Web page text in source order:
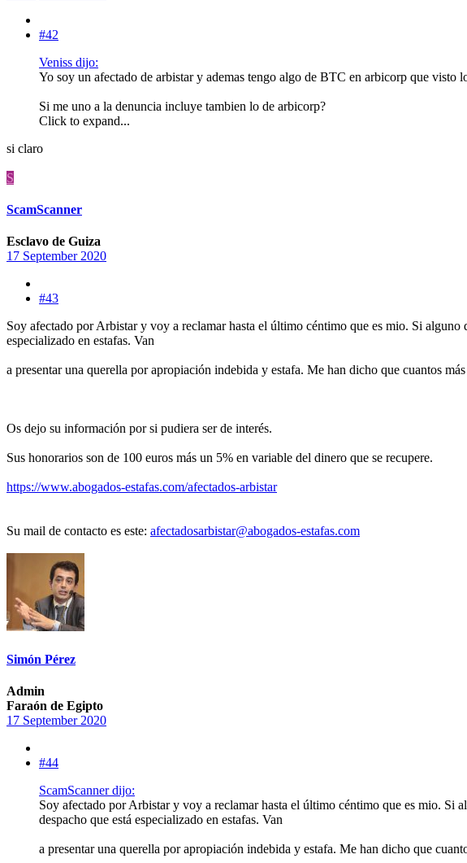
#42
Veniss dijo:
Yo soy un afectado de arbistar y ademas tengo algo de BTC en arbicorp que visto
Si me uno a la denuncia incluye tambien lo de arbicorp?
Click to expand...
si claro
S
ScamScanner
Esclavo de Guiza
17 September 2020
#43
Soy afectado por Arbistar y voy a reclamar hasta el último céntimo que es mio. Si
especializado en estafas. Van
a presentar una querella por apropiación indebida y estafa. Me han dicho que cuantos
Os dejo su información por si pudiera ser de interés.
Sus honorarios son de 100 euros más un 5% en variable del dinero que se recupere.
https://www.abogados-estafas.com/afectados-arbistar
Su mail de contacto es este: afectadosarbistar@abogados-estafas.com
Simón Pérez
Admin
Faraón de Egipto
17 September 2020
#44
ScamScanner dijo:
Soy afectado por Arbistar y voy a reclamar hasta el último céntimo que es mio. Si
despacho que está especializado en estafas. Van
a presentar una querella por apropiación indebida y estafa. Me han dicho que